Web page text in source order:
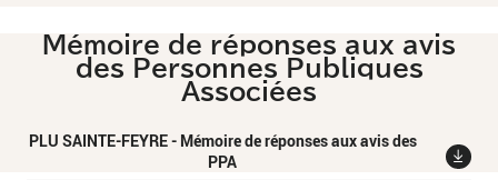
Mémoire de réponses aux avis
des Personnes Publiques
Associées
PLU SAINTE-FEYRE - Mémoire de réponses aux avis des
PPA